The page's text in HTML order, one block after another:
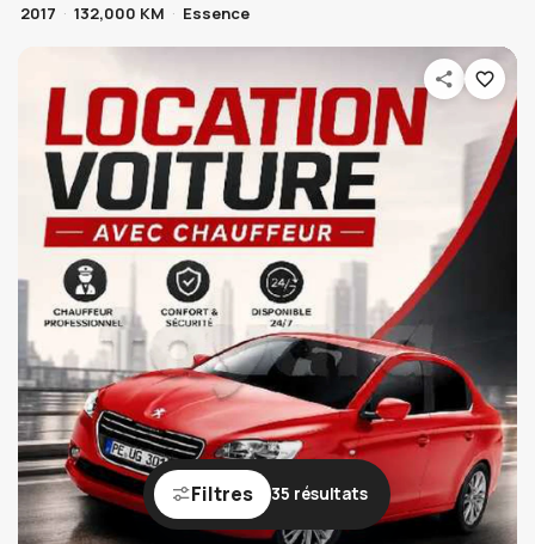
2017
132,000 KM Essence
Filtres 35 résultats